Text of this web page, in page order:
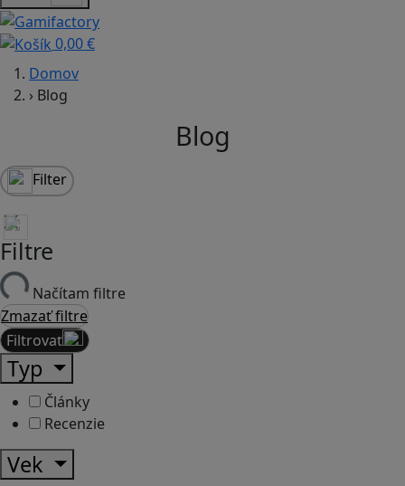
0,00 €
Domov
› Blog
Blog
Filter
Filtre
Načítam filtre
Zmazať filtre
Filtrovať
Typ
Články
Recenzie
Vek